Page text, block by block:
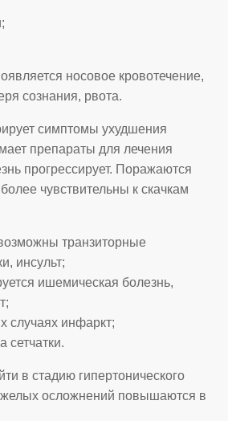
носовое кровотечение,
сознания, рвота.
симптомы ухудшения
препараты для лечения
прогрессирует. Поражаются
чувствительны к скачкам
транзиторные
инсульт;
ишемическая болезнь,
случаях инфаркт;
сетчатки.
в стадию гипертонического
осложнений повышаются в